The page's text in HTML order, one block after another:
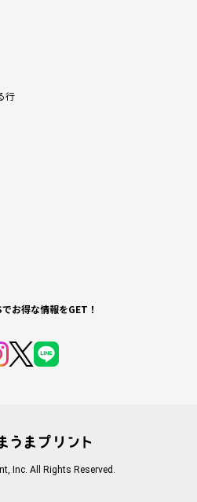
行
お得な情報をGET！
Inc. All Rights Reserved.